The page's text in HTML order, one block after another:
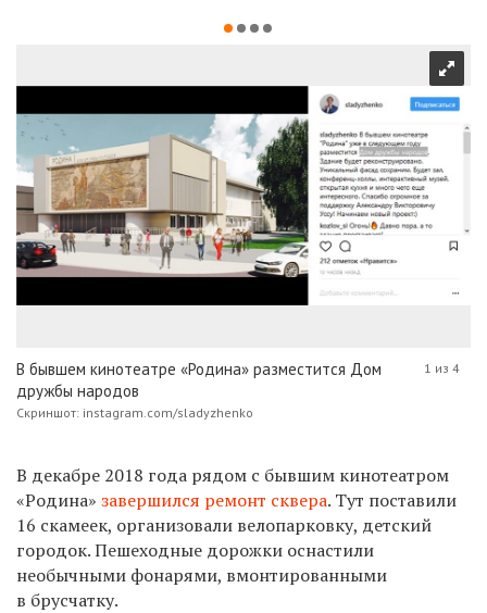
В бывшем кинотеатре «Родина» разместится Дом
дружбы народов
Скриншот: instagram.com/sladyzhenko
1 из 4
В декабре 2018 года рядом с бывшим кинотеатром
«Родина» завершился ремонт сквера. Тут поставили
16 скамеек, организовали велопарковку, детский
городок. Пешеходные дорожки оснастили
необычными фонарями, вмонтированными
в брусчатку.